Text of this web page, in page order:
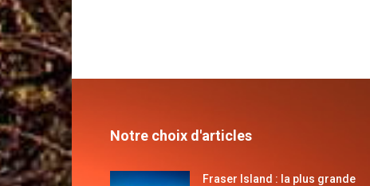
Notre choix d'articles
Fraser Island : la plus grande